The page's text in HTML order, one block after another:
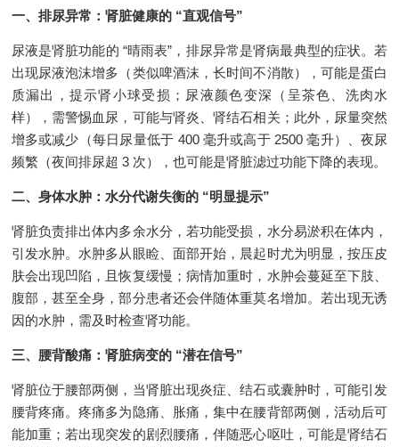
一、排尿异常：肾脏健康的 “直观信号”
尿液是肾脏功能的 “晴雨表”，排尿异常是肾病最典型的症状。若
出现尿液泡沫增多（类似啤酒沫，长时间不消散），可能是蛋白
质漏出，提示肾小球受损；尿液颜色变深（呈茶色、洗肉水
样），需警惕血尿，可能与肾炎、肾结石相关；此外，尿量突然
增多或减少（每日尿量低于 400 毫升或高于 2500 毫升）、夜尿
频繁（夜间排尿超 3 次），也可能是肾脏滤过功能下降的表现。
二、身体水肿：水分代谢失衡的 “明显提示”
肾脏负责排出体内多余水分，若功能受损，水分易淤积在体内，
引发水肿。水肿多从眼睑、面部开始，晨起时尤为明显，按压皮
肤会出现凹陷，且恢复缓慢；病情加重时，水肿会蔓延至下肢、
腹部，甚至全身，部分患者还会伴随体重莫名增加。若出现无诱
因的水肿，需及时检查肾功能。
三、腰背酸痛：肾脏病变的 “潜在信号”
肾脏位于腰部两侧，当肾脏出现炎症、结石或囊肿时，可能引发
腰背疼痛。疼痛多为隐痛、胀痛，集中在腰背部两侧，活动后可
能加重；若出现突发的剧烈腰痛，伴随恶心呕吐，可能是肾结石